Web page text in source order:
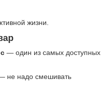
жизни.
— один из самых доступных
не надо смешивать